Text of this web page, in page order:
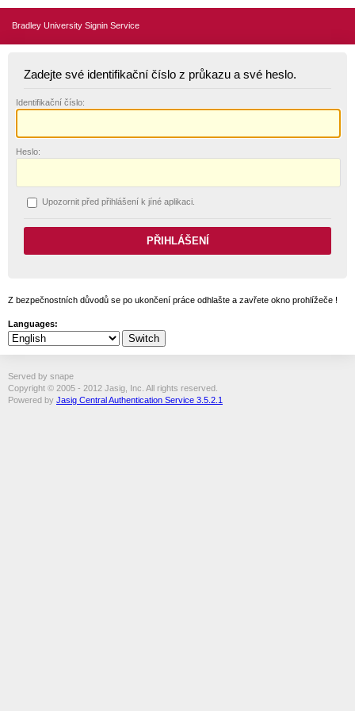
Bradley University Signin Service
Zadejte své identifikační číslo z průkazu a své heslo.
Identifikační číslo:
Heslo:
Upozornit před přihlášení k jíné aplikaci.
Z bezpečnostních důvodů se po ukončení práce odhlašte a zavřete okno prohlížeče !
Languages:
Served by snape
Copyright © 2005 - 2012 Jasig, Inc. All rights reserved.
Powered by Jasig Central Authentication Service 3.5.2.1